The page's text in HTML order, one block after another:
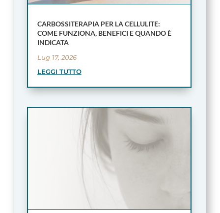
CARBOSSITERAPIA PER LA CELLULITE:
COME FUNZIONA, BENEFICI E QUANDO È
INDICATA
Lug 17, 2026
LEGGI TUTTO